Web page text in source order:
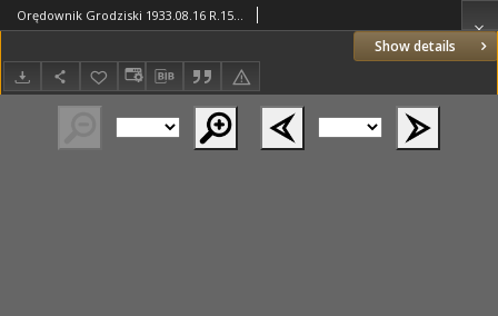
Show details
Orędownik Grodziski 1933.08.16 R.15 Nr65